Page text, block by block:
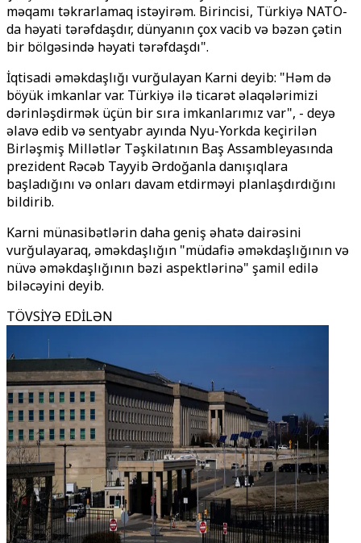
məqamı təkrarlamaq istəyirəm. Birincisi, Türkiyə NATO-
da həyati tərəfdaşdır, dünyanın çox vacib və bəzən çətin
bir bölgəsində həyati tərəfdaşdı".
İqtisadi əməkdaşlığı vurğulayan Karni deyib: "Həm də
böyük imkanlar var. Türkiyə ilə ticarət əlaqələrimizi
dərinləşdirmək üçün bir sıra imkanlarımız var", - deyə
əlavə edib və sentyabr ayında Nyu-Yorkda keçirilən
Birləşmiş Millətlər Təşkilatının Baş Assambleyasında
prezident Rəcəb Tayyib Ərdoğanla danışıqlara
başladığını və onları davam etdirməyi planlaşdırdığını
bildirib.
Karni münasibətlərin daha geniş əhatə dairəsini
vurğulayaraq, əməkdaşlığın "müdafiə əməkdaşlığının və
nüvə əməkdaşlığının bəzi aspektlərinə" şamil edilə
biləcəyini deyib.
TÖVSİYƏ EDİLƏN